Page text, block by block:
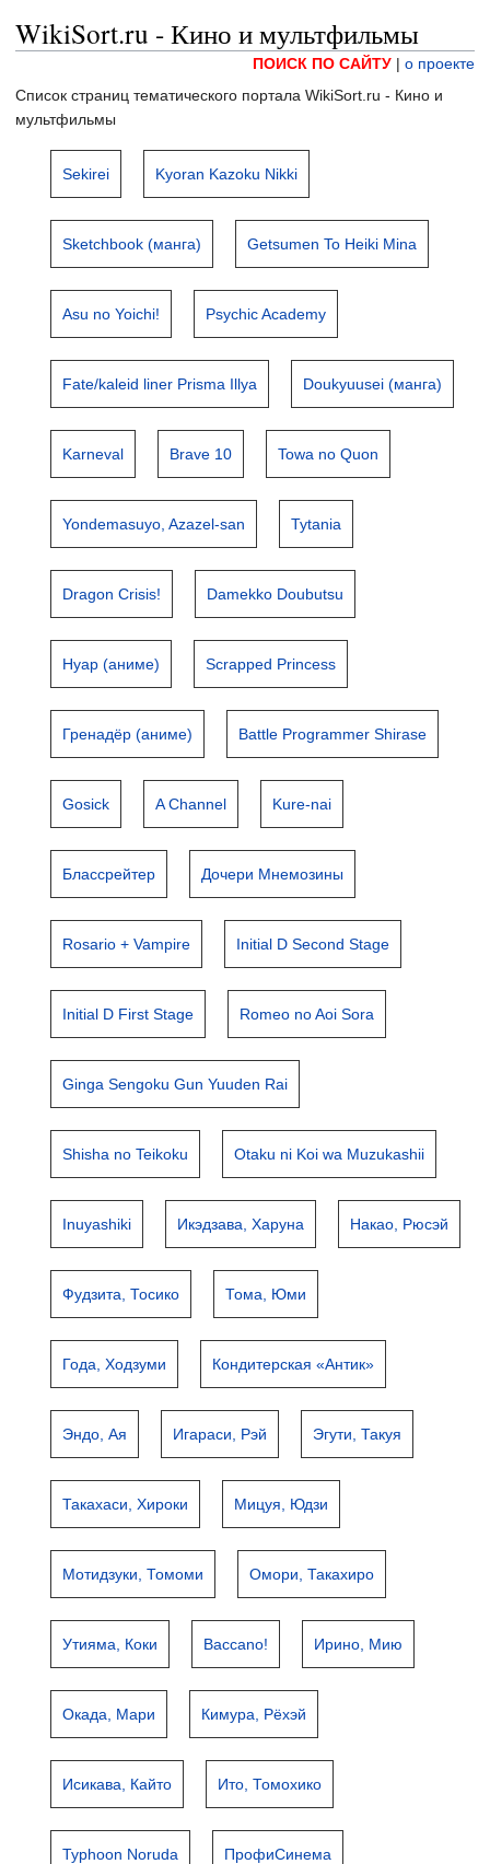
WikiSort.ru - Кино и мультфильмы
ПОИСК ПО САЙТУ | о проекте
Список страниц тематического портала WikiSort.ru - Кино и
мультфильмы
Sekirei Kyoran Kazoku Nikki
Sketchbook (манга) Getsumen To Heiki Mina
Asu no Yoichi! Psychic Academy
Fate/kaleid liner Prisma Illya Doukyuusei (манга)
Karneval Brave 10 Towa no Quon
Yondemasuyo, Azazel-san Tytania
Dragon Crisis! Damekko Doubutsu
Нуар (аниме) Scrapped Princess
Гренадёр (аниме) Battle Programmer Shirase
Gosick A Channel Kure-nai
Блассрейтер Дочери Мнемозины
Rosario + Vampire Initial D Second Stage
Initial D First Stage Romeo no Aoi Sora
Ginga Sengoku Gun Yuuden Rai
Shisha no Teikoku Otaku ni Koi wa Muzukashii
Inuyashiki Икэдзава, Харуна Накао, Рюсэй
Фудзита, Тосико Тома, Юми
Года, Ходзуми Кондитерская «Антик»
Эндо, Ая Игараси, Рэй Эгути, Такуя
Такахаси, Хироки Мицуя, Юдзи
Мотидзуки, Томоми Омори, Такахиро
Утияма, Коки Baccano! Ирино, Мию
Окада, Мари Кимура, Рёхэй
Исикава, Кайто Ито, Томохико
Typhoon Noruda ПрофиСинема